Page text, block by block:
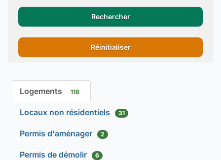
Rechercher
Réinitialiser
Logements 118
Locaux non résidentiels 31
Permis d'aménager 2
Permis de démolir 6